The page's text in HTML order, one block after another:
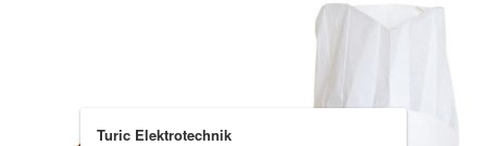
Turic Elektrotechnik